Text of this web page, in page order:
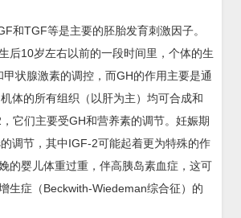
和TGF等是主要的胚胎发育刺激因子。
后10岁左右以前的一段时间里，个体的生
状腺激素的调控，而GH的作用主要是通
体的所有组织（以肝为主）均可合成和
它们主要受GH和营养素的调节。妊娠期
调节，其中IGF-2可能起着更为特殊的作
的婴儿体重过重，伴高胰岛素血症，这可
生症（Beckwith-Wiedeman综合征）的